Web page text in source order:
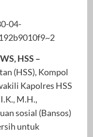
HSS –
(HSS), Kompol
Kapolres HSS
M.H.,
sosial (Bansos)
untuk